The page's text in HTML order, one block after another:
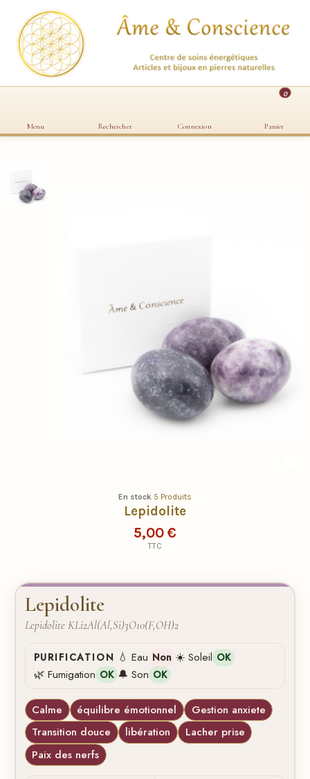
Menu Rechercher Connexion
0
Panier
En stock 5 Produits
Lepidolite
5,00 €
TTC
Lepidolite
Lepidolite KLi2Al(Al,Si)3O10(F,OH)2
PURIFICATION 💧 Eau Non ☀️ Soleil OK
🌿 Fumigation OK 🔔 Son OK
Calme équilibre émotionnel
Gestion anxiete
Transition douce
libération
Lacher prise
Paix des nerfs